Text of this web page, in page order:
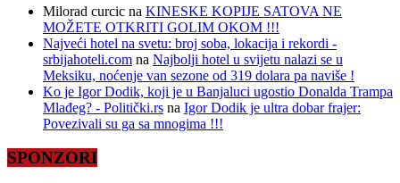
Milorad curcic na KINESKE KOPIJE SATOVA NE
MOŽETE OTKRITI GOLIM OKOM !!!
Najveći hotel na svetu: broj soba, lokacija i rekordi -
srbijahoteli.com na Najbolji hotel u svijetu nalazi se u
Meksiku, noćenje van sezone od 319 dolara pa naviše !
Ko je Igor Dodik, koji je u Banjaluci ugostio Donalda Trampa
Mlađeg? - Politički.rs na Igor Dodik je ultra dobar frajer:
Povezivali su ga sa mnogima !!!
SPONZORI